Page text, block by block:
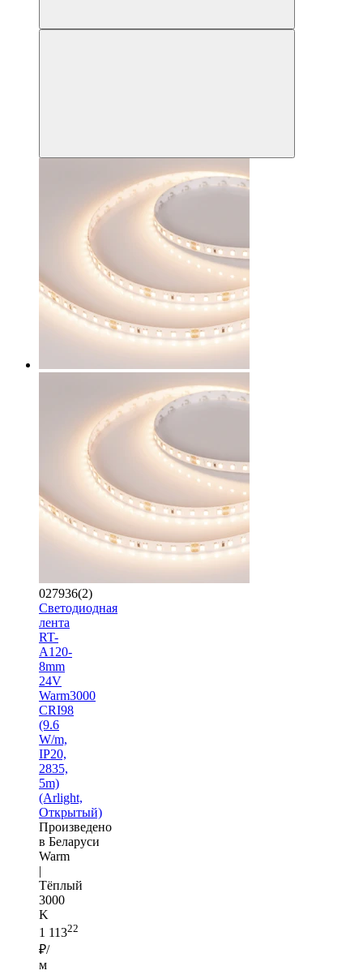
027936(2)
Светодиодная
лента
RT-
A120-
8mm
24V
Warm3000
CRI98
(9.6
W/m,
IP20,
2835,
5m)
(Arlight,
Открытый)
Произведено
в Беларуси
Warm
|
Тёплый
3000
K
1 11322
₽/
м